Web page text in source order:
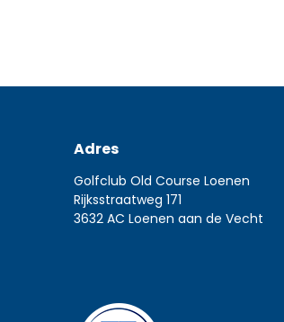
Adres
Golfclub Old Course Loenen
Rijksstraatweg 171
3632 AC Loenen aan de Vecht